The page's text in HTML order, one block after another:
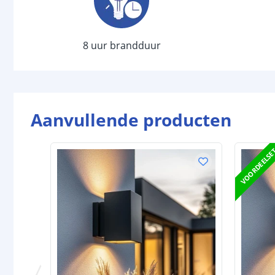
8 uur brandduur
Aanvullende producten